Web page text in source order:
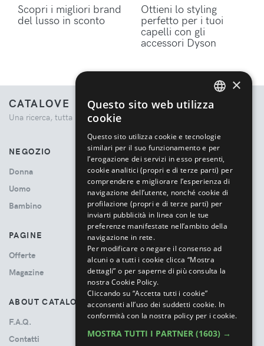
Scopri i migliori brand
del lusso in sconto
Ottieni lo styling
perfetto per i tuoi
capelli con gli
accessori Dyson
CATALOVE
Una ricerca, tutta la moda.
NEGOZIO
Donna
Uomo
Bambino
PAGINE
Offerte
Magazine
ABOUT CATALOVE
F.A.Q.
Contatti
×
Questo sito web utilizza
cookie
Questo sito utilizza cookie e tecnologie
similari per il suo funzionamento e per
l’erogazione dei servizi in esso presenti,
cookie analitici (propri e di terze parti) per
comprendere e migliorare l’esperienza di
navigazione dell’utente, nonché cookie di
profilazione (propri e di terze parti) per
inviarti pubblicità in linea con le tue
preferenze manifestate nell’ambito della
navigazione in rete.
Per modificare o negare il consenso ad
alcuni o a tutti i cookie clicca “Mostra
dettagli” o per saperne di più consulta la
nostra Cookie Policy.
Cliccando su “Accetta tutti i cookie”
acconsenti all’uso dei suddetti cookie. In
conformità con la nostra policy per i cookie.
MOSTRA TUTTI I PARTNER (1603) →